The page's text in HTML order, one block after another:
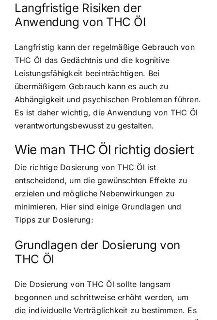
Langfristige Risiken der
Anwendung von THC Öl
Langfristig kann der regelmäßige Gebrauch von
THC Öl das Gedächtnis und die kognitive
Leistungsfähigkeit beeinträchtigen. Bei
übermäßigem Gebrauch kann es auch zu
Abhängigkeit und psychischen Problemen führen.
Es ist daher wichtig, die Anwendung von THC Öl
verantwortungsbewusst zu gestalten.
Wie man THC Öl richtig dosiert
Die richtige Dosierung von THC Öl ist
entscheidend, um die gewünschten Effekte zu
erzielen und mögliche Nebenwirkungen zu
minimieren. Hier sind einige Grundlagen und
Tipps zur Dosierung:
Grundlagen der Dosierung von
THC Öl
Die Dosierung von THC Öl sollte langsam
begonnen und schrittweise erhöht werden, um
die individuelle Verträglichkeit zu bestimmen. Es